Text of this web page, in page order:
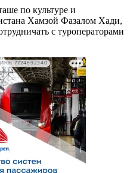
по культуре и
Хамзой Фазалом Хади,
с туроператорами
7724892340